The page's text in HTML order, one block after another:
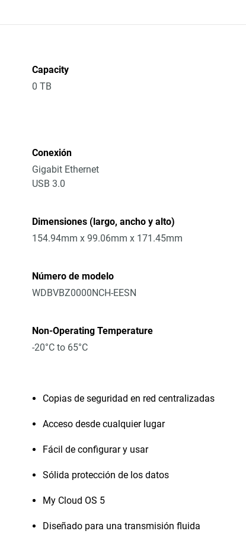
Capacity
0 TB
Conexión
Gigabit Ethernet
USB 3.0
Dimensiones (largo, ancho y alto)
154.94mm x 99.06mm x 171.45mm
Número de modelo
WDBVBZ0000NCH-EESN
Non-Operating Temperature
-20°C to 65°C
Copias de seguridad en red centralizadas
Acceso desde cualquier lugar
Fácil de configurar y usar
Sólida protección de los datos
My Cloud OS 5
Diseñado para una transmisión fluida